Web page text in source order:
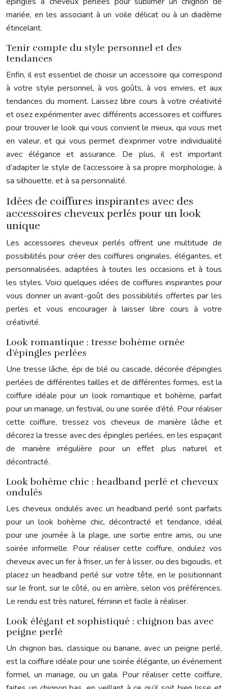
mariée, en les associant à un voile délicat ou à un diadème
étincelant.
Tenir compte du style personnel et des
tendances
Enfin, il est essentiel de choisir un accessoire qui correspond
à votre style personnel, à vos goûts, à vos envies, et aux
tendances du moment. Laissez libre cours à votre créativité
et osez expérimenter avec différents accessoires et coiffures
pour trouver le look qui vous convient le mieux, qui vous met
en valeur, et qui vous permet d’exprimer votre individualité
avec élégance et assurance. De plus, il est important
d’adapter le style de l’accessoire à sa propre morphologie, à
sa silhouette, et à sa personnalité.
Idées de coiffures inspirantes avec des
accessoires cheveux perlés pour un look
unique
Les accessoires cheveux perlés offrent une multitude de
possibilités pour créer des coiffures originales, élégantes, et
personnalisées, adaptées à toutes les occasions et à tous
les styles. Voici quelques idées de coiffures inspirantes pour
vous donner un avant-goût des possibilités offertes par les
perles et vous encourager à laisser libre cours à votre
créativité.
Look romantique : tresse bohème ornée
d’épingles perlées
Une tresse lâche, épi de blé ou cascade, décorée d’épingles
perlées de différentes tailles et de différentes formes, est la
coiffure idéale pour un look romantique et bohème, parfait
pour un mariage, un festival, ou une soirée d’été. Pour réaliser
cette coiffure, tressez vos cheveux de manière lâche et
décorez la tresse avec des épingles perlées, en les espaçant
de manière irrégulière pour un effet plus naturel et
décontracté.
Look bohème chic : headband perlé et cheveux
ondulés
Les cheveux ondulés avec un headband perlé sont parfaits
pour un look bohème chic, décontracté et tendance, idéal
pour une journée à la plage, une sortie entre amis, ou une
soirée informelle. Pour réaliser cette coiffure, ondulez vos
cheveux avec un fer à friser, un fer à lisser, ou des bigoudis, et
placez un headband perlé sur votre tête, en le positionnant
sur le front, sur le côté, ou en arrière, selon vos préférences.
Le rendu est très naturel, féminin et facile à réaliser.
Look élégant et sophistiqué : chignon bas avec
peigne perlé
Un chignon bas, classique ou banane, avec un peigne perlé,
est la coiffure idéale pour une soirée élégante, un événement
formel, un mariage, ou un gala. Pour réaliser cette coiffure,